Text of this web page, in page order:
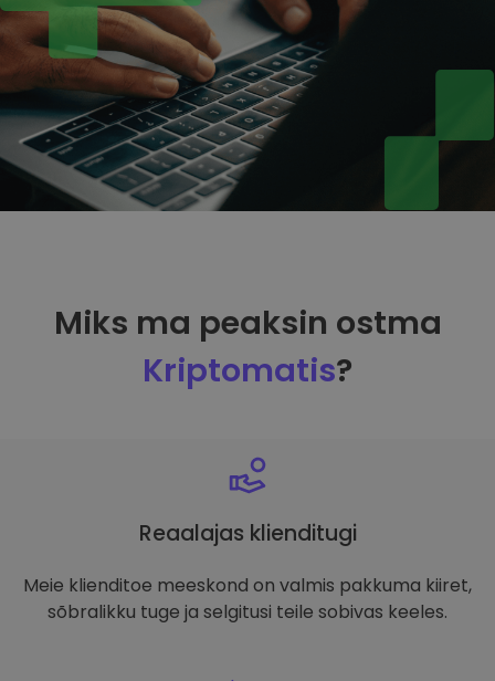
Miks ma peaksin ostma
Kriptomatis?
Reaalajas klienditugi
Meie klienditoe meeskond on valmis pakkuma kiiret,
sõbralikku tuge ja selgitusi teile sobivas keeles.